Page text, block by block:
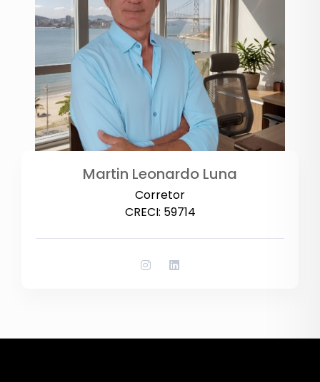
Martin Leonardo Luna
Corretor
CRECI: 59714